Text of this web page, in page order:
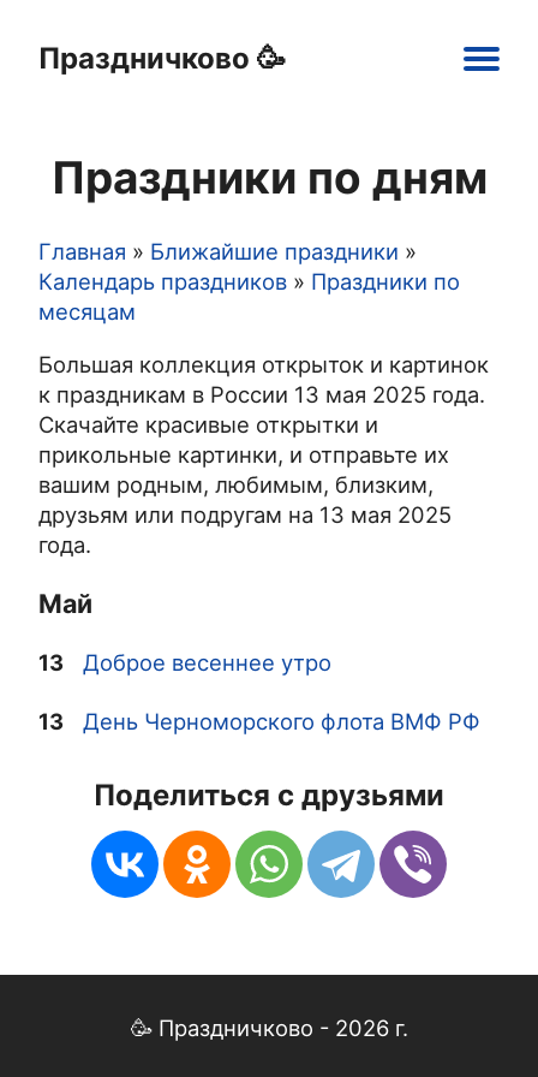
Праздничково 🥳
navigation
Открытки
Картинки
Шаблоны
Праздники
Праздники по дням
Строка
навигации
Главная
Ближайшие праздники
Календарь праздников
Праздники по
месяцам
Большая коллекция открыток и картинок
к праздникам в России 13 мая 2025 года.
Скачайте красивые открытки и
прикольные картинки, и отправьте их
вашим родным, любимым, близким,
друзьям или подругам на 13 мая 2025
года.
Май
13 Доброе весеннее утро
13 День Черноморского флота ВМФ РФ
Поделиться с друзьями
🥳 Праздничково - 2026 г.